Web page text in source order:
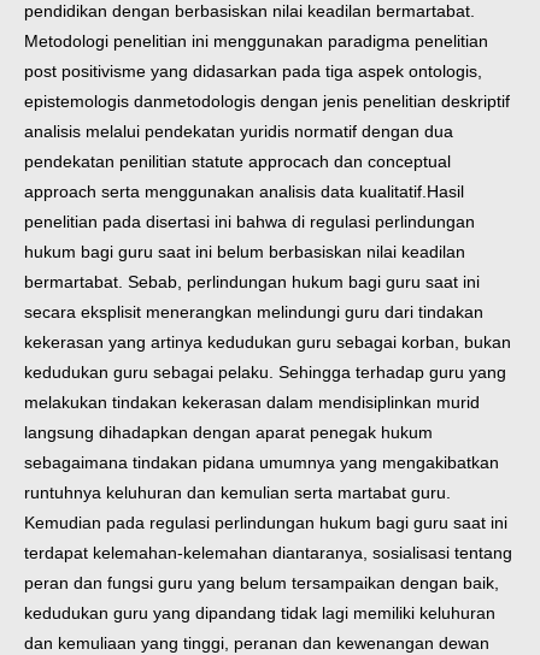
pendidikan dengan berbasiskan nilai keadilan bermartabat.
Metodologi penelitian ini menggunakan paradigma penelitian
post positivisme yang didasarkan pada tiga aspek ontologis,
epistemologis danmetodologis dengan jenis penelitian deskriptif
analisis melalui pendekatan yuridis normatif dengan dua
pendekatan penilitian statute approcach dan conceptual
approach serta menggunakan analisis data kualitatif.Hasil
penelitian pada disertasi ini bahwa di regulasi perlindungan
hukum bagi guru saat ini belum berbasiskan nilai keadilan
bermartabat. Sebab, perlindungan hukum bagi guru saat ini
secara eksplisit menerangkan melindungi guru dari tindakan
kekerasan yang artinya kedudukan guru sebagai korban, bukan
kedudukan guru sebagai pelaku. Sehingga terhadap guru yang
melakukan tindakan kekerasan dalam mendisiplinkan murid
langsung dihadapkan dengan aparat penegak hukum
sebagaimana tindakan pidana umumnya yang mengakibatkan
runtuhnya keluhuran dan kemulian serta martabat guru.
Kemudian pada regulasi perlindungan hukum bagi guru saat ini
terdapat kelemahan-kelemahan diantaranya, sosialisasi tentang
peran dan fungsi guru yang belum tersampaikan dengan baik,
kedudukan guru yang dipandang tidak lagi memiliki keluhuran
dan kemuliaan yang tinggi, peranan dan kewenangan dewan